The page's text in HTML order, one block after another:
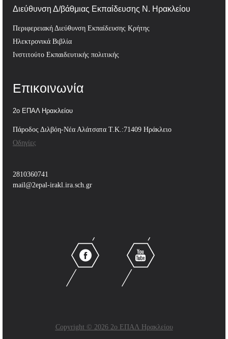
Διεύθυνση Δ/βάθμιας Εκπαίδευσης Ν. Ηρακλείου
Περιφερειακή Διεύθυνση Εκπαίδευσης Κρήτης
Ηλεκτρονικά Βιβλία
Ινστιτούτο Εκπαιδευτικής πολιτικής
Επικοινωνία
2ο ΕΠΑΛ Ηρακλείου
Πάροδος Διλβόη-Νέα Αλάτσατα Τ.Κ.:71409 Ηράκλειο
Οδηγίες
2810360741
mail@2epal-irakl.ira.sch.gr
Copyright © 2026 2ο ΕΠΑΛ Ηρακλείου